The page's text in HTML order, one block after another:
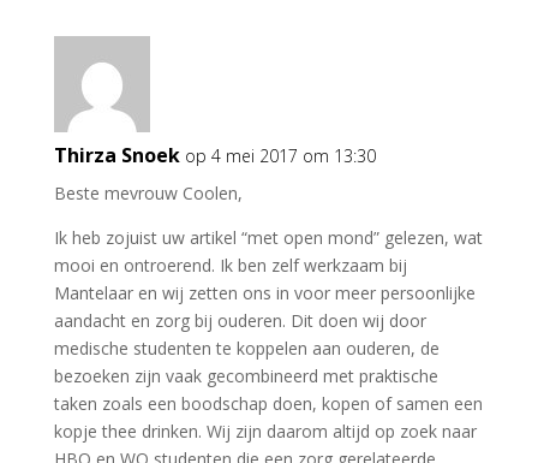
Thirza Snoek op 4 mei 2017 om 13:30
Beste mevrouw Coolen,
Ik heb zojuist uw artikel “met open mond” gelezen, wat
mooi en ontroerend. Ik ben zelf werkzaam bij
Mantelaar en wij zetten ons in voor meer persoonlijke
aandacht en zorg bij ouderen. Dit doen wij door
medische studenten te koppelen aan ouderen, de
bezoeken zijn vaak gecombineerd met praktische
taken zoals een boodschap doen, kopen of samen een
kopje thee drinken. Wij zijn daarom altijd op zoek naar